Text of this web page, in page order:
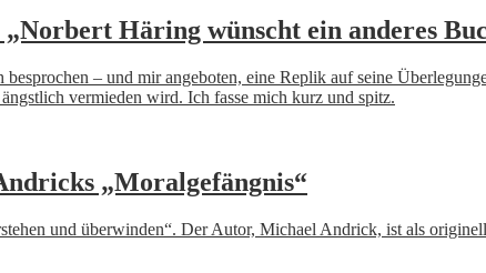
Häring wünscht ein anderes
– und mir angeboten, eine Replik auf seine
vermieden wird. Ich fasse mich kurz und spitz.
„Moralgefängnis“
und überwinden“. Der Autor, Michael Andrick, ist als